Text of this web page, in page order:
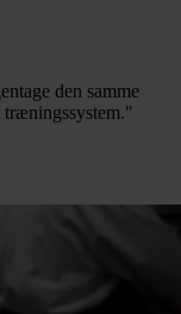
den samme